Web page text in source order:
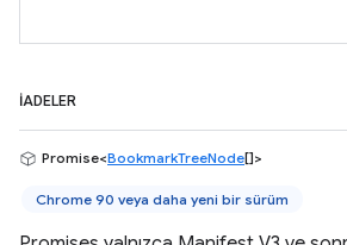
İADELER
Promise<BookmarkTreeNode[]>
Chrome 90 veya daha yeni bir sürüm